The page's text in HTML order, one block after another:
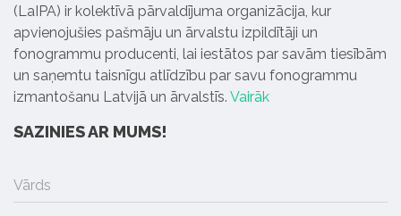
(LaIPA) ir kolektīvā pārvaldījuma organizācija, kur
apvienojušies pašmāju un ārvalstu izpildītāji un
fonogrammu producenti, lai iestātos par savām tiesībām
un saņemtu taisnīgu atlīdzību par savu fonogrammu
izmantošanu Latvijā un ārvalstīs. Vairāk
SAZINIES AR MUMS!
Vārds